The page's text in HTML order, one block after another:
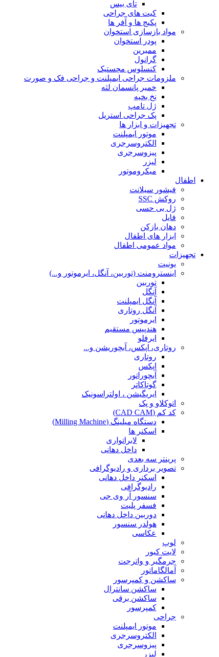
تای بیس
کیت های جراحی
پکیج ها و آفر ها
مواد بازسازی استخوان
پودر استخوان
ممبرین
گرانول
کنسلوس مچستیک
ملزومات جراحی ایمپلنت و جراحی فک و صورت
خمیر پانسمان لثه
نخ بخیه
ژل تامپ
پک جراحی استریل
تجهیزات و ابزار ها
موتور ایمپلنت
الکتروسرجری
پیزوسرجری
لیزر
میکروموتور
اطفال
فیشور سیلانت
روکش SSC
ژل بی حسی
فایل
دهان بازکن
ابزار های اطفال
مواد عمومی اطفال
تجهیزات
یونیت
اینسترومنت (توربین، آنگل، ایرموتور و...)
توربین
آنگل
آنگل ایمپلنت
آنگل روتاری
ایرموتور
هندپیس مستقیم
ایرفلو
روتاری، اپکس، آبچوریشن و...
روتاری
اپکس
آبچوراتور
گوتاکاتر
ایریگیشن ، اولتراسونیک
اتوکلاو و پک
کد کم (CAD CAM)
دستگاه میلینگ (Milling Machine)
اسکنر ها
لابراتواری
داخل دهانی
پرینتر سه بعدی
تصویر برداری و رادیوگرافی
اسکنر داخل دهانی
رادیوگرافی
سنسور آر وی جی
فسفر پلیت
دوربین داخل دهانی
هولدر سنسور
عکاسی
لوپ
لایت کیور
جرمگیر و واترجت
آمالگاماتور
ساکشن و کمپرسور
ساکشن سانترال
ساکشن برقی
کمپرسور
جراحی
موتور ایمپلنت
الکتروسرجری
پیزوسرجری
لیزر